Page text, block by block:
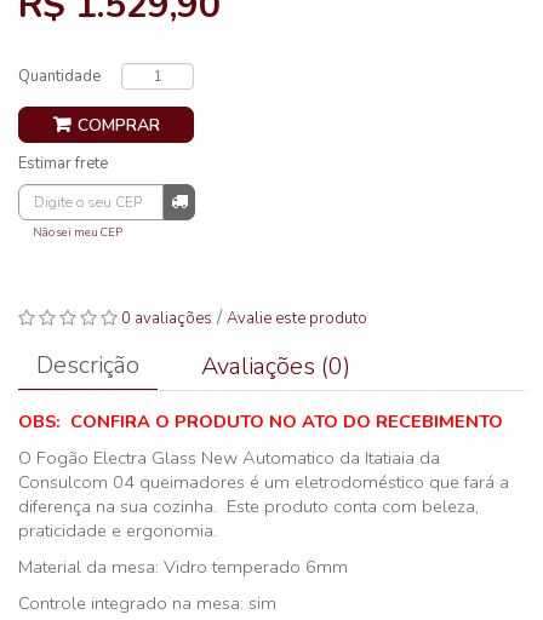
Quantidade
COMPRAR
Estimar frete
Não sei meu CEP
0 avaliações /Avalie este produto
Descrição Avaliações (0)
OBS: CONFIRA O PRODUTO NO ATO DO RECEBIMENTO
O Fogão Electra Glass New Automatico da Itatiaia da
Consulcom 04 queimadores é um eletrodoméstico que fará a
diferença na sua cozinha. Este produto conta com beleza,
praticidade e ergonomia.
Material da mesa: Vidro temperado 6mm
Controle integrado na mesa: sim